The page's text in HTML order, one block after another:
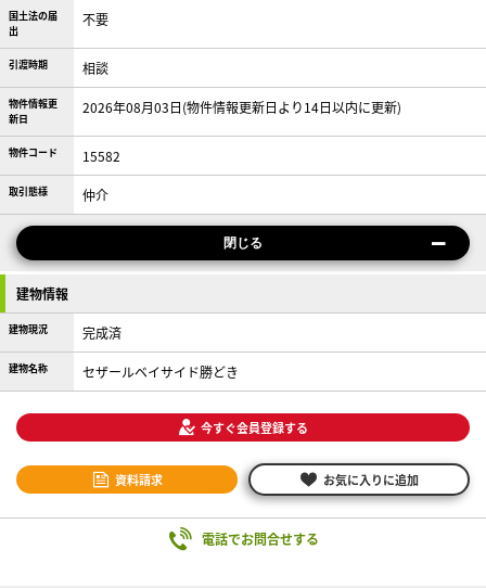
国土法の届
出
不要
引渡時期 相談
物件情報更
新日
2026年08月03日(物件情報更新日より14日以内に更新)
物件コード 15582
取引態様 仲介
閉じる
建物情報
建物現況 完成済
建物名称 セザールベイサイド勝どき
今すぐ会員登録する
資料請求 お気に入りに追加
電話でお問合せする